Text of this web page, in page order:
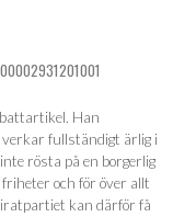
Han
fullständigt ärlig i
rösta på en borgerlig
och för över allt
kan därför få